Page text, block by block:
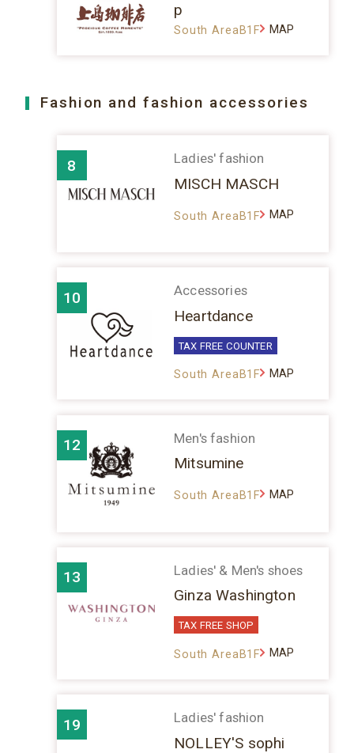
p
South AreaB1F MAP
Fashion and fashion accessories
8 Ladies' fashion
MISCH MASCH
South AreaB1F MAP
10 Accessories
Heartdance
TAX FREE COUNTER
South AreaB1F MAP
12 Men's fashion
Mitsumine
South AreaB1F MAP
13 Ladies' & Men's shoes
Ginza Washington
TAX FREE SHOP
South AreaB1F MAP
19 Ladies' fashion
NOLLEY'S sophi